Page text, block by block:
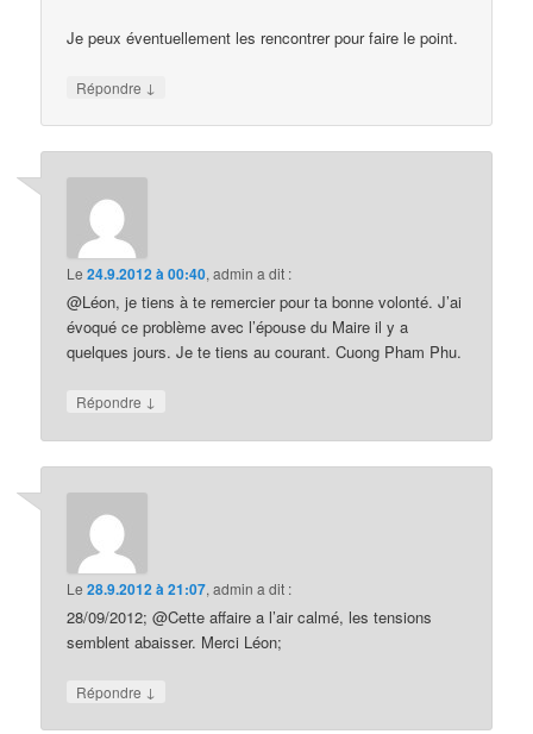
Je peux éventuellement les rencontrer pour faire le point.
Répondre ↓
Le24.9.2012 à 00:40,admin a dit :
@Léon, je tiens à te remercier pour ta bonne volonté. J’ai
évoqué ce problème avec l’épouse du Maire il y a
quelques jours. Je te tiens au courant. Cuong Pham Phu.
Répondre ↓
Le28.9.2012 à 21:07,admin a dit :
28/09/2012; @Cette affaire a l’air calmé, les tensions
semblent abaisser. Merci Léon;
Répondre ↓